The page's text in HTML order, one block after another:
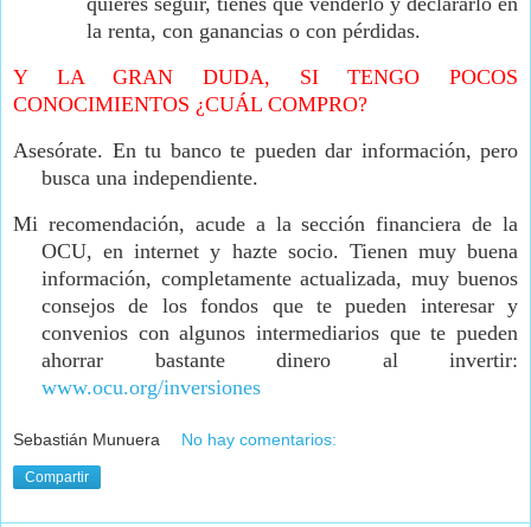
la renta, con ganancias o con pérdidas.
Y LA GRAN DUDA, SI TENGO POCOS
CONOCIMIENTOS ¿CUÁL COMPRO?
Asesórate. En tu banco te pueden dar información, pero
busca una independiente.
Mi recomendación, acude a la sección financiera de la
OCU, en internet y hazte socio. Tienen muy buena
información, completamente actualizada, muy buenos
consejos de los fondos que te pueden interesar y
convenios con algunos intermediarios que te pueden
ahorrar bastante dinero al invertir:
www.ocu.org/inversiones
Sebastián Munuera No hay comentarios:
Compartir